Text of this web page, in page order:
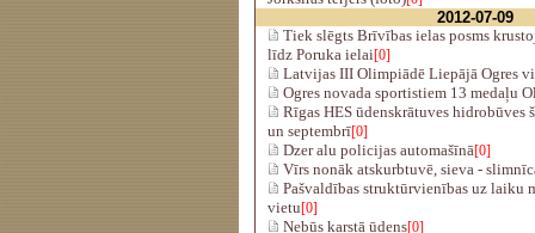
2012-07-09
Tiek slēgts Brīvības ielas posms
līdz Poruka ielai[0]
Latvijas III Olimpiādē Liepājā Ogres
Ogres novada sportistiem 13 medaļu
Rīgas HES ūdenskrātuves hidrobūves
un septembrī[0]
Dzer alu policijas automašīnā[0]
Vīrs nonāk atskurbtuvē, sieva -
Pašvaldības struktūrvienības uz laiku
vietu[0]
Nebūs karstā ūdens[0]